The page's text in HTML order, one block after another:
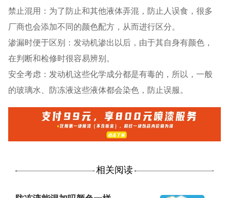
禁止混用：为了防止和其他液体弄混，防止人误食，很多
厂商也会添加不同的颜色配方，从而进行区分。
渗漏时便于区别：发动机渗出以后，由于其自身有颜色，
在判断和检修时很容易辨别。
安全考虑：发动机这些化学成分都是有毒的，所以，一般
的玻璃水、防冻液这些液体都会染色，防止误服。
相关阅读